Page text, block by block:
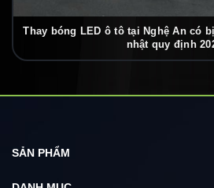
Thay bóng LED ô tô tại Nghệ An có
nhật quy định
SẢN PHẨM